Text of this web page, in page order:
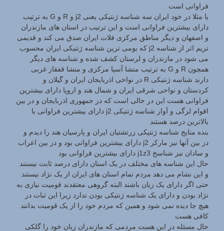
فراوانی است
یا مثلا در خود ایران سه شناسه ژنتیکی یعنی j2 و R و G به ترتیب
دارای بیشترین فراوانی است و این ترتیب در استان های مازندران
و اصفهان و دیگر مناطق مرکزی فلات ایران صدق می کند و قدیمی
تریم اثر از شناسه j2 که بومی ترین شناسه ژنتیکی ایران محسوب
می شود در مازندران و لرستان کشف شده و شناسه های دیگر
همچون R و G به ترتیب منشا آسیا مرکزی و منشا قفقاز غربی
دارند شناسه ژنتیکی R در نواحی اذربایجان ایران و گیلان و
کردستان و نواحی شرقی ایران و شمال هند و اروپا دارای بیشترین
فراوانی هست این در حالی است که در جمهوری اذربایجان و در بین
اقوام لزگی و آوار شناسه ژنتیکی j2 دارای بیشترین فراوانی با
بالاترین درصد هستند
بنده متایج شناسه ژنتیکی زرتشتیان ایران و پارسیان هند را دیدم و
در بین آنها نیز مارکر j2 دارای بیشترین فراوانی بود و در بین اعراب
و سادان نیز شناسخ j1z3 دارای بیشترین فراوانی بود
حال این شناسه های مختلف در یک استان دارای درصد ثابت نیستند
و این نشام می دهد مردم تمام استان های ایران از یک نژاد نیستند
حتی اگر دارای یک زبان باشند البته گروهی معتقدند قومیت نیازی به
نژاد بودن و دارای یک شناسه ژنتیکی بودن ندارد زیرا این ثبات در
هیچ جا دیده نمی شود و همین که مردم خود را از یک قومیت بدانند
کافی هست
حال مسئله در این هست مردمی که مازندران زبان خود را گلکی